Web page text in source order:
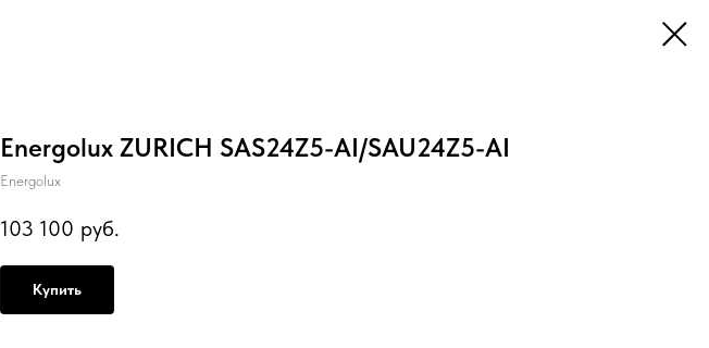
Energolux ZURICH SAS24Z5-AI/SAU24Z5-AI
Energolux
103 100 руб.
Купить